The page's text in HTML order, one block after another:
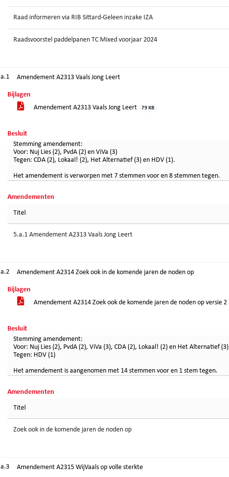
Raad informeren via RIB Sittard-Geleen inzake IZA
Raadsvoorstel paddelpanen TC Mixed voorjaar 2024
Amendement A2313 Vaals Jong Leert
Bijlagen
Amendement A2313 Vaals Jong Leert
79 KB
Besluit
Stemming amendement:
Voor: Nuj Lies (2), PvdA (2) en ViVa (3)
Tegen: CDA (2), Lokaal! (2), Het Alternatief (3) en HDV (1).
Het amendement is verworpen met 7 stemmen voor en 8 stemmen tegen.
Amendementen
Titel
5.a.1 Amendement A2313 Vaals Jong Leert
Amendement A2314 Zoek ook in de komende jaren de noden op
Bijlagen
Amendement A2314 Zoek ook de komende jaren de noden op versie 2
Besluit
Stemming amendement:
Voor: Nuj Lies (2), PvdA (2), ViVa (3), CDA (2), Lokaal! (2) en Het Alternatief (3)
Tegen: HDV (1)
Het amendement is aangenomen met 14 stemmen voor en 1 stem tegen.
Amendementen
Titel
Zoek ook in de komende jaren de noden op
Amendement A2315 WijVaals op volle sterkte